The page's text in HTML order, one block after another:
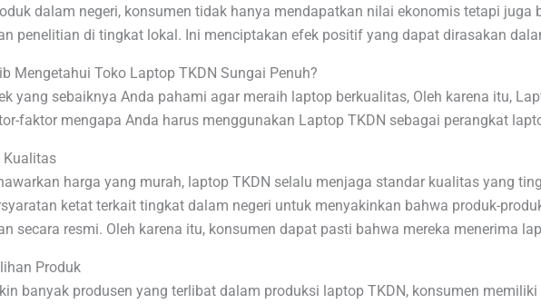
dalam negeri, konsumen tidak hanya mendapatkan nilai ekonomis tetapi
penelitian di tingkat lokal. Ini menciptakan efek positif yang dapat dirasakan
Mengetahui Toko Laptop TKDN Sungai Penuh?
yang sebaiknya Anda pahami agar meraih laptop berkualitas, Oleh karena itu,
faktor mengapa Anda harus menggunakan Laptop TKDN sebagai perangkat
Kualitas
harga yang murah, laptop TKDN selalu menjaga standar kualitas yang
ketat terkait tingkat dalam negeri untuk menyakinkan bahwa produk-
secara resmi. Oleh karena itu, konsumen dapat pasti bahwa mereka menerima
Produk
banyak produsen yang terlibat dalam produksi laptop TKDN, konsumen